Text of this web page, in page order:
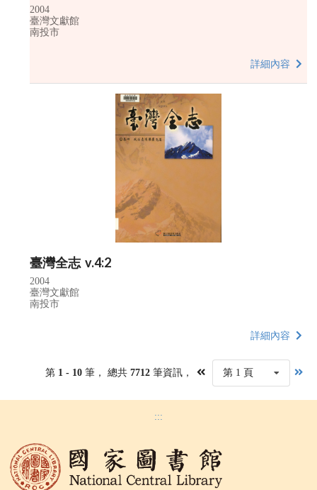
2004
臺灣文獻館
南投市
詳細內容
臺灣全志 v.4:2
2004
臺灣文獻館
南投市
詳細內容
第 1 - 10 筆， 總共 7712筆資訊， 第 1 頁
:::